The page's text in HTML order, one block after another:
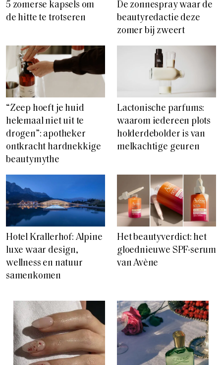
5 zomerse kapsels om
de hitte te trotseren
De zonnespray waar de
beautyredactie deze
zomer bij zweert
“Zeep hoeft je huid
helemaal niet uit te
drogen”: apotheker
ontkracht hardnekkige
beautymythe
Lactonische parfums:
waarom iedereen plots
holderdebolder is van
melkachtige geuren
Hotel Krallerhof: Alpine
luxe waar design,
wellness en natuur
samenkomen
Het beautyverdict: het
gloednieuwe SPF-serum
van Avène